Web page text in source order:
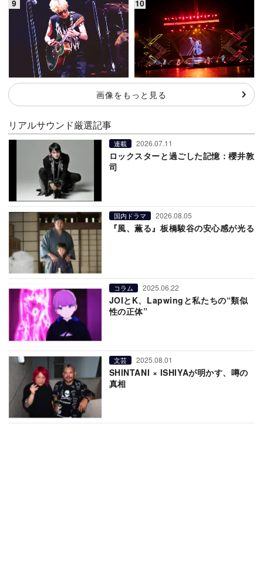
画像をもっと見る
リアルサウンド厳選記事
連載 2026.07.11
ロックスターと過ごした記憶：櫻井敦
司
国内ドラマ 2026.08.05
『風、薫る』板橋駿谷の安心感が光る
コラム 2025.06.22
JOIとK、Lapwingと私たちの“類似
性の正体”
文芸 2025.08.01
SHINTANI × ISHIYAが明かす、噂の
真相